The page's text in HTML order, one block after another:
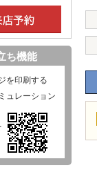
ち機能
を印刷する
ュレーション